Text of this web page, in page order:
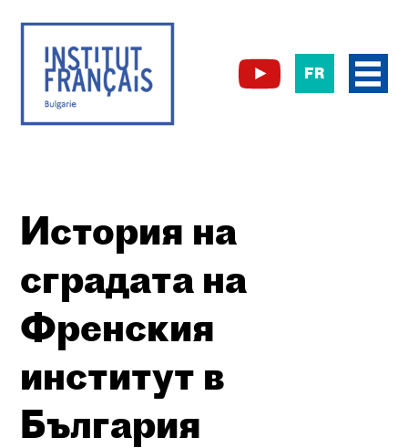
FR
История на
сградата на
Френския
институт в
България